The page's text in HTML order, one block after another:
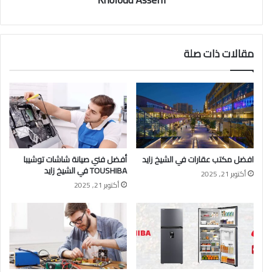
مقالات ذات صلة
افضل مكتب عقارات في الشيخ زايد
أكتوبر 21, 2025
أفضل فني صيانة شاشات توشيبا
TOUSHIBA في الشيخ زايد
أكتوبر 21, 2025